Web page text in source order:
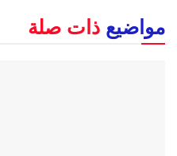
مواضيع ذات صلة